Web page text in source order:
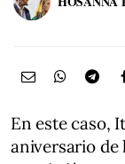
En este caso,
aniversario de